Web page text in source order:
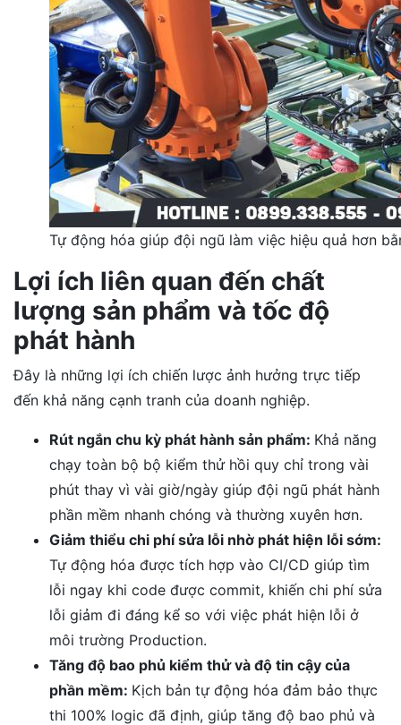
Tự động hóa giúp đội ngũ làm việc hiệu quả hơn
Lợi ích liên quan đến chất
lượng sản phẩm và tốc độ
phát hành
Đây là những lợi ích chiến lược ảnh hưởng trực tiếp
đến khả năng cạnh tranh của doanh nghiệp.
Rút ngắn chu kỳ phát hành sản phẩm: Khả năng
chạy toàn bộ bộ kiểm thử hồi quy chỉ trong vài
phút thay vì vài giờ/ngày giúp đội ngũ phát hành
phần mềm nhanh chóng và thường xuyên hơn.
Giảm thiểu chi phí sửa lỗi nhờ phát hiện lỗi sớm:
Tự động hóa được tích hợp vào CI/CD giúp tìm
lỗi ngay khi code được commit, khiến chi phí sửa
lỗi giảm đi đáng kể so với việc phát hiện lỗi ở
môi trường Production.
Tăng độ bao phủ kiểm thử và độ tin cậy của
phần mềm: Kịch bản tự động hóa đảm bảo thực
thi 100% logic đã định, giúp tăng độ bao phủ và